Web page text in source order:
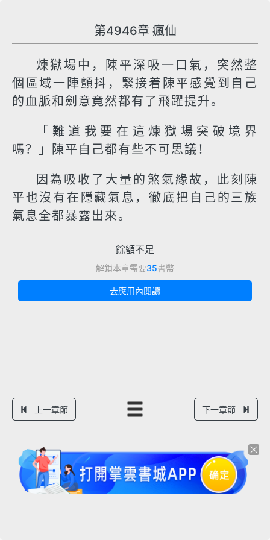
第4946章 瘋仙
煉獄場中，陳平深吸一口氣，突然整
個區域一陣顫抖，緊接着陳平感覺到自己
的血脈和劍意竟然都有了飛躍提升。
「難道我要在這煉獄場突破境界
嗎？」陳平自己都有些不可思議！
因為吸收了大量的煞氣緣故，此刻陳
平也沒有在隱藏氣息，徹底把自己的三族
氣息全都暴露出來。
餘額不足
解鎖本章需要35書幣
去應用內閱讀
上一章節 下一章節